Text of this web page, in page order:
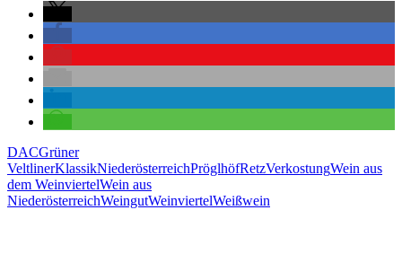
DACGrüner
VeltlinerKlassikNiederösterreichPröglhöfRetzVerkostungWein aus
dem WeinviertelWein aus
NiederösterreichWeingutWeinviertelWeißwein